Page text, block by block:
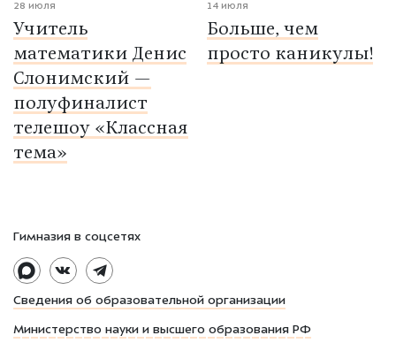
28 июля
Учитель
математики Денис
Слонимский —
полуфиналист
телешоу «Классная
тема»
14 июля
Больше, чем
просто каникулы!
Сведения об образовательной организации
Министерство науки и высшего образования РФ
Гимназия в соцсетях